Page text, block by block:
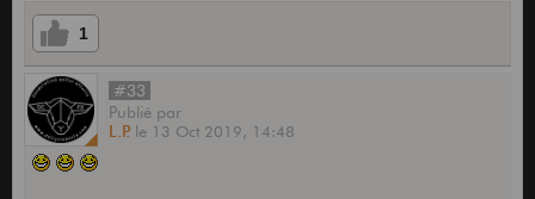
1
#33
Publié par
L.P. le 13 Oct 2019, 14:48